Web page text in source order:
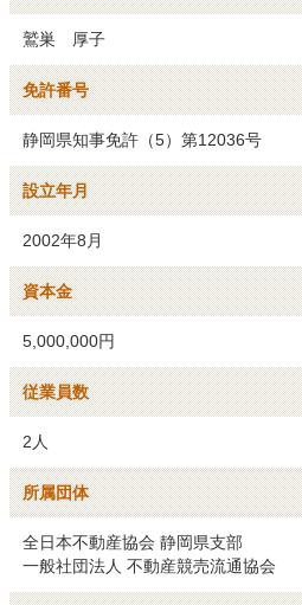
鷲巣 厚子
免許番号
静岡県知事免許（5）第12036号
設立年月
2002年8月
資本金
5,000,000円
従業員数
2人
所属団体
全日本不動産協会 静岡県支部
一般社団法人 不動産競売流通協会